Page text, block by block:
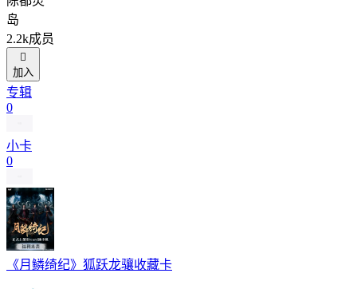
岛
2.2k成员

加入
专辑
0
小卡
0
《月鳞绮纪》狐跃龙骧收藏卡